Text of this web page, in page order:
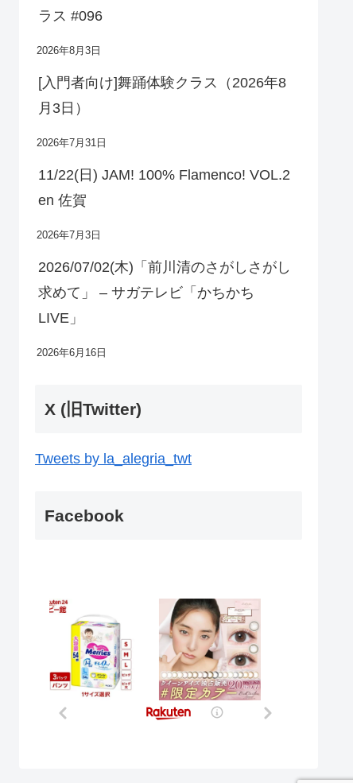
ラス #096
2026年8月3日
[入門者向け]舞踊体験クラス（2026年8
月3日）
2026年7月31日
11/22(日) JAM! 100% Flamenco! VOL.2
en 佐賀
2026年7月3日
2026/07/02(木)「前川清のさがしさがし
求めて」 – サガテレビ「かちかち
LIVE」
2026年6月16日
X (旧Twitter)
Tweets by la_alegria_twt
Facebook